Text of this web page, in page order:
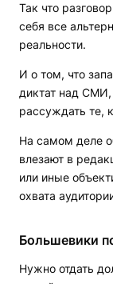
Так что
себя все
реальности.
И о том, что
диктат над
рассуждать те,
На самом деле
влезают в
или иные
охвата
Большевики
Нужно отдать